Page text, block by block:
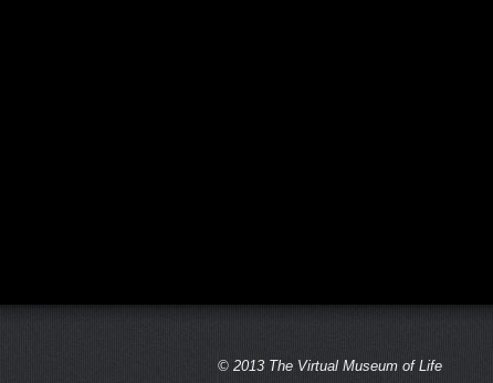
© 2013 The Virtual Museum of Life